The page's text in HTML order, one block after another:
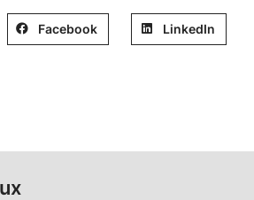
Facebook LinkedIn